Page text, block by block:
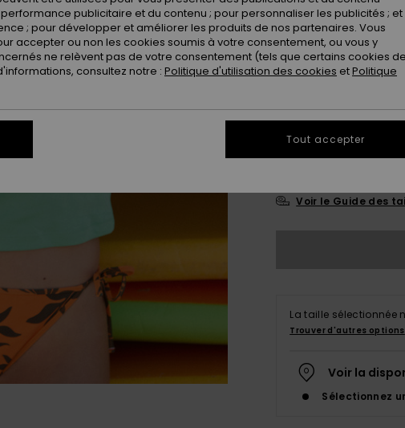
XXS XS
XXL
Voir le Guide des
La taille sélectionnée
Trouver d'autres options
Voir la
Sélectionnez
publicitaire et du contenu ; pour personnaliser les publicités ; et
; pour développer et améliorer les produits de nos partenaires. Vous
accepter ou non les cookies soumis à votre consentement, ou vous y
ne relèvent pas de votre consentement (tels que certains cookies de
consultez notre : Politique d'utilisation des cookies etPolitique
Tout accepter